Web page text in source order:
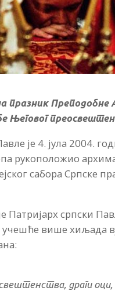
празник Преподобне
Његовог
је 4. јула 2004.
рукоположио
сабора Српске
Патријарх српски
учешће више хиљада
драги оци,